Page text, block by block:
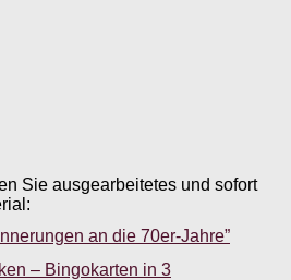
Sie ausgearbeitetes und sofort
an die 70er-Jahre”
– Bingokarten in 3